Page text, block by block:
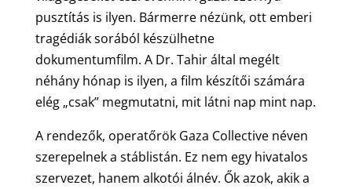
pusztítás is ilyen. Bármerre nézünk, ott emberi
tragédiák sorából készülhetne
dokumentumfilm. A Dr. Tahir által megélt
néhány hónap is ilyen, a film készítői számára
elég „csak” megmutatni, mit látni nap mint nap.
A rendezők, operatőrök Gaza Collective néven
szerepelnek a stáblistán. Ez nem egy hivatalos
szervezet, hanem alkotói álnév. Ők azok, akik a